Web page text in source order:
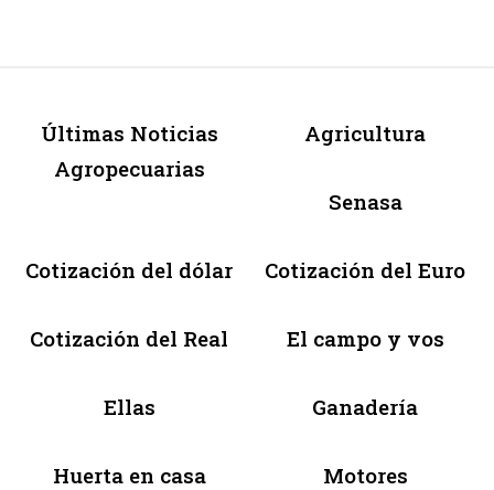
Últimas Noticias
Agropecuarias
Agricultura
Senasa
Cotización del dólar Cotización del Euro
Cotización del Real El campo y vos
Ellas Ganadería
Huerta en casa Motores